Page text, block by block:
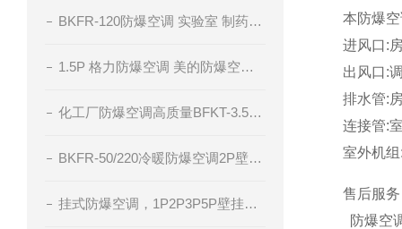
BKFR-120防爆空调 实验室 制药厂 化工厂
1.5P 格力防爆空调 美的防爆空调 海尔防爆空调
化工厂防爆空调高质量BFKT-3.5系列
BKFR-50/220冷暖防爆空调2P壁挂式防爆空调
挂式防爆空调，1P2P3P5P壁挂分体式空调，冷暖防爆空调，腾轩防爆
本防爆
进风口:
出风口:
排水管:
连接管:
室外机
售后服务
防爆空